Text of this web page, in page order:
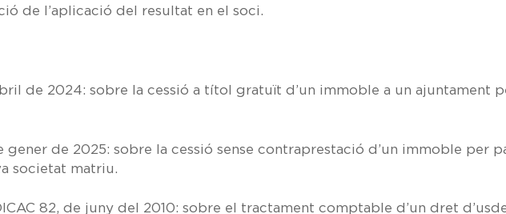
de l’aplicació del resultat en el soci.
de 2024: sobre la cessió a títol gratuït d’un immoble a un ajuntament
gener de 2025: sobre la cessió sense contraprestació d’un immoble per
societat matriu.
82, de juny del 2010: sobre el tractament comptable d’un dret